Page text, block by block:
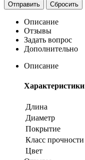
Сбросить
Описание
Отзывы
Задать вопрос
Дополнительно
Описание
Характеристики
Длина
Диаметр
Покрытие
Класс прочности
Цвет